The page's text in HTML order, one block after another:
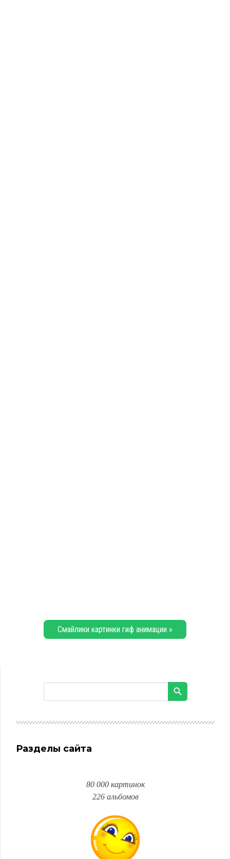
Смайлики картинки гиф анимации »
Разделы сайта
80 000 картинок
226 альбомов